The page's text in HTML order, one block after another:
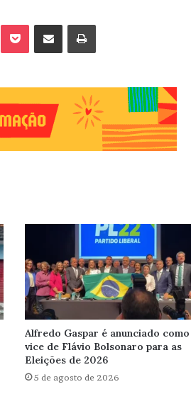
OK
Alfredo Gaspar é anunciado como
vice de Flávio Bolsonaro para as
Eleições de 2026
5 de agosto de 2026